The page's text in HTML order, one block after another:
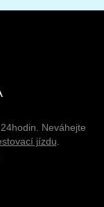
Neváhejte
jízdu